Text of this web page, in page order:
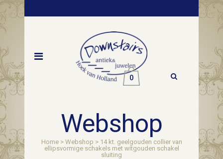
0
Webshop
Home> Webshop > 14 kt. geelgouden collier van
ellipsvormige schakels met witgouden schakel
sluiting